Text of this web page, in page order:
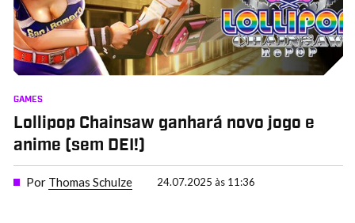
GAMES
Lollipop Chainsaw ganhará novo jogo e
anime (sem DEI!)
Por Thomas Schulze 24.07.2025 às 11:36